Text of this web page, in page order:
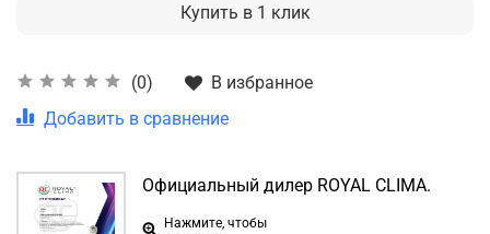
(0)
В избранное
Добавить в сравнение
Купить в 1 клик
Официальный дилер ROYAL CLIMA.
Нажмите, чтобы